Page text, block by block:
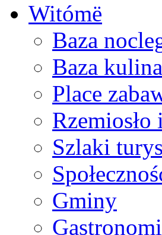
Witómë
Baza
Baza
Place
Rzemiosło
Szlaki
Gminy